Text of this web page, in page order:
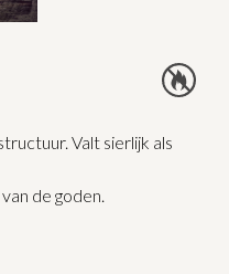
Valt sierlijk als
de goden.